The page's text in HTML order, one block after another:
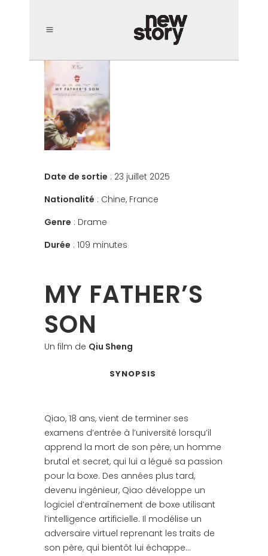
Date de sortie : 23 juillet 2025
Nationalité : Chine, France
Genre : Drame
Durée : 109 minutes
MY FATHER’S
SON
Un film de Qiu Sheng
SYNOPSIS
Qiao, 18 ans, vient de terminer ses
examens d’entrée à l’université lorsqu’il
apprend la mort de son père, un homme
brutal et secret, qui lui a légué sa passion
pour la boxe. Des années plus tard,
devenu ingénieur, Qiao développe un
logiciel d’entraînement de boxe utilisant
l’intelligence artificielle. Il modélise un
adversaire virtuel reprenant les traits de
son père, qui bientôt lui échappe…